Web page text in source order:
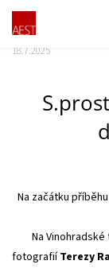
Druhý
18.7.2025
Na začátku
Na
fotografiíTerezy